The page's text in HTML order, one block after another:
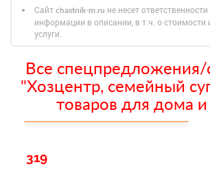
Сайт chastnik-m.ru не несет
информации в описании, в т.ч. о стоимости
услуги.
Все спецпредложения/
"Хозцентр, семейный
товаров для дома и
319